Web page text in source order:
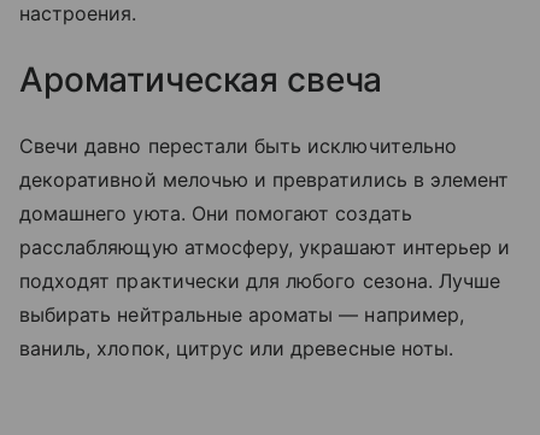
настроения.
Ароматическая свеча
Свечи давно перестали быть исключительно
декоративной мелочью и превратились в элемент
домашнего уюта. Они помогают создать
расслабляющую атмосферу, украшают интерьер и
подходят практически для любого сезона. Лучше
выбирать нейтральные ароматы — например,
ваниль, хлопок, цитрус или древесные ноты.